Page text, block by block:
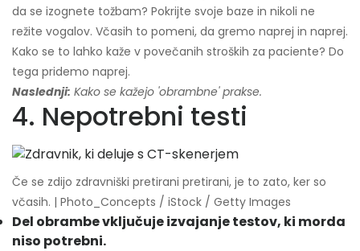
da se izognete tožbam? Pokrijte svoje baze in nikoli ne
režite vogalov. Včasih to pomeni, da gremo naprej in naprej.
Kako se to lahko kaže v povečanih stroških za paciente? Do
tega pridemo naprej.
Naslednji: Kako se kažejo 'obrambne' prakse.
4. Nepotrebni testi
Če se zdijo zdravniški pretirani pretirani, je to zato, ker so
včasih. | Photo_Concepts / iStock / Getty Images
Del obrambe vključuje izvajanje testov, ki morda
niso potrebni.